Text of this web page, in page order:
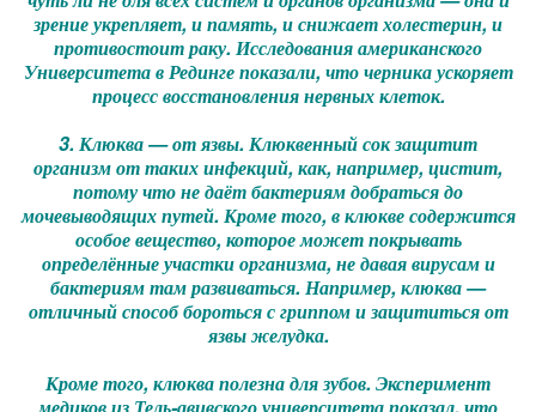
зрение укрепляет, и память, и снижает холестерин, и
противостоит раку. Исследования американского
Университета в Рединге показали, что черника ускоряет
процесс восстановления нервных клеток.
3. Клюква — от язвы. Клюквенный сок защитит
организм от таких инфекций, как, например, цистит,
потому что не даёт бактериям добраться до
мочевыводящих путей. Кроме того, в клюкве содержится
особое вещество, которое может покрывать
определённые участки организма, не давая вирусам и
бактериям там развиваться. Например, клюква —
отличный способ бороться с гриппом и защититься от
язвы желудка.
Кроме того, клюква полезна для зубов. Эксперимент